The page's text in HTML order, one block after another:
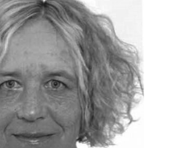
EVENTS
REISEFÜHRER
REISEMAGAZINE